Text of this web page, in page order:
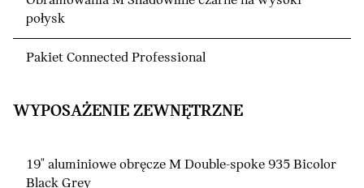
połysk
Pakiet Connected Professional
WYPOSAŻENIE ZEWNĘTRZNE
19" aluminiowe obręcze M Double-spoke 935 Bicolor
Black Grey